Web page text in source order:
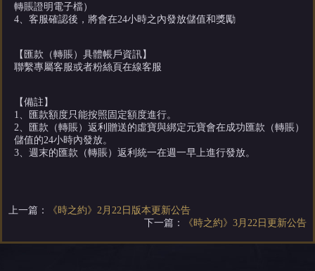
轉賬證明電子檔）
4、客服確認後，將會在24小時之內發放儲值和獎勵
【匯款（轉賬）具體帳戶資訊】
聯繫專屬客服或者粉絲頁在線客服
【備註】
1、匯款額度只能按照固定額度進行。
2、匯款（轉賬）返利贈送的虛寶與綁定元寶會在成功匯款（轉賬）
儲值的24小時內發放。
3、週末的匯款（轉賬）返利統一在週一早上進行發放。
上一篇：
《時之約》2月22日版本更新公告
下一篇：
《時之約》3月22日更新公告